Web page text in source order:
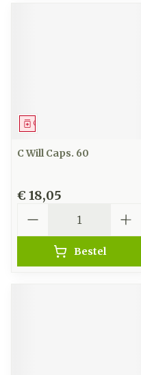
Geneesmiddel
C Will Caps. 60
€ 18,05
Bestel